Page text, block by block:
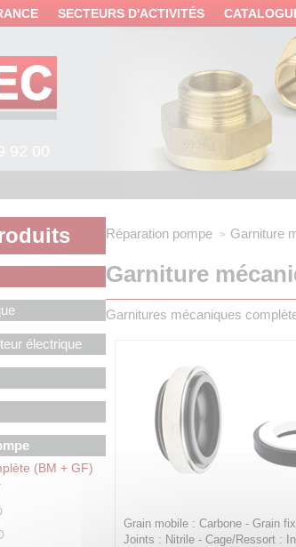
SECTEURS D'ACTIVITÉS
électrique
(BM + GF)
Réparation pompe Garniture
Garniture
Garnitures mécaniques
Grain mobile : Carbone - Grain
Joints : Nitrile - Cage/Ressort :